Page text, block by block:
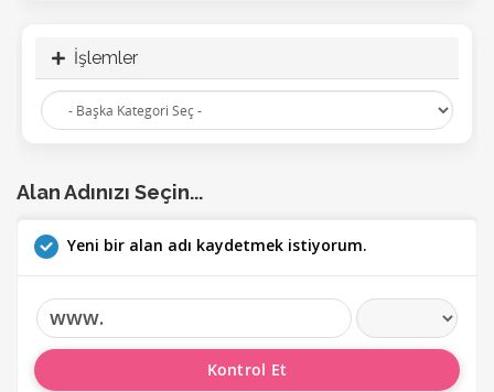
İşlemler
Alan Adınızı Seçin...
Yeni bir alan adı kaydetmek istiyorum.
www.
Kontrol Et